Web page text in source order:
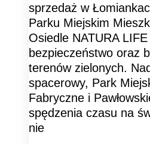
sprzedaż w
Parku Miejskim
Osiedle NATURA
bezpieczeństwo oraz
terenów zielonych.
spacerowy, Park
Fabryczne i
spędzenia czasu na
nie